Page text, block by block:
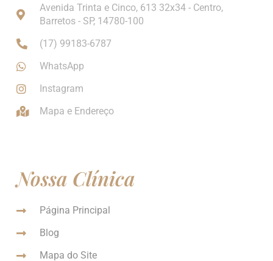
Avenida Trinta e Cinco, 613 32x34 - Centro,
Barretos - SP, 14780-100
(17) 99183-6787
WhatsApp
Instagram
Mapa e Endereço
Nossa Clínica
Página Principal
Blog
Mapa do Site